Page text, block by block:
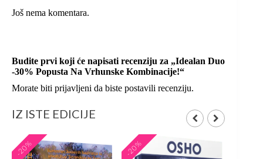
Još nema komentara.
Budite prvi koji će napisati recenziju za „Idealan Duo
-30% Popusta Na Vrhunske Kombinacije!“
Morate biti prijavljeni da biste postavili recenziju.
IZ ISTE EDICIJE
-20% -20%